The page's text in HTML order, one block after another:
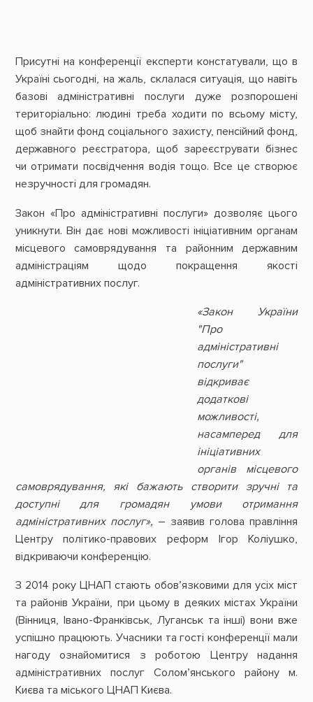
Присутні на конференції експерти констатували, що в
Україні сьогодні, на жаль, склалася ситуація, що навіть
базові адміністративні послуги дуже розпорошені
територіально: людині треба ходити по всьому місту,
щоб знайти фонд соціального захисту, пенсійний фонд,
державного реєстратора, щоб зареєструвати бізнес
чи отримати посвідчення водія тощо. Все це створює
незручності для громадян.
Закон «Про адміністративні послуги» дозволяє цього
уникнути. Він дає нові можливості ініціативним органам
місцевого самоврядування та районним державним
адміністраціям щодо покращення якості
адміністративних послуг.
«Закон України
"Про
адміністративні
послуги"
відкриває
додаткові
можливості,
насамперед для
ініціативних
органів місцевого
самоврядування, які бажають створити зручні та
доступні для громадян умови отримання
адміністративних послуг», – заявив голова правління
Центру політико-правових реформ Ігор Коліушко,
відкриваючи конференцію.
З 2014 року ЦНАП стають обов’язковими для усіх міст
та районів України, при цьому в деяких містах України
(Вінниця, Івано-Франківськ, Луганськ та інші) вони вже
успішно працюють. Учасники та гості конференції мали
нагоду ознайомитися з роботою Центру надання
адміністративних послуг Солом’янського району м.
Києва та міського ЦНАП Києва.